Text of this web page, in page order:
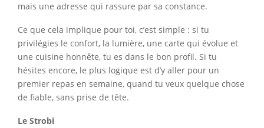
mais une adresse qui rassure par sa constance.
Ce que cela implique pour toi, c’est simple : si tu
privilégies le confort, la lumière, une carte qui évolue et
une cuisine honnête, tu es dans le bon profil. Si tu
hésites encore, le plus logique est d’y aller pour un
premier repas en semaine, quand tu veux quelque chose
de fiable, sans prise de tête.
Le Strobi